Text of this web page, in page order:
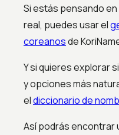
Si estás pensando
real, puedes usar el
coreanosde
Y si quieres explorar
y opciones más
eldiccionario de
Así podrás encontrar